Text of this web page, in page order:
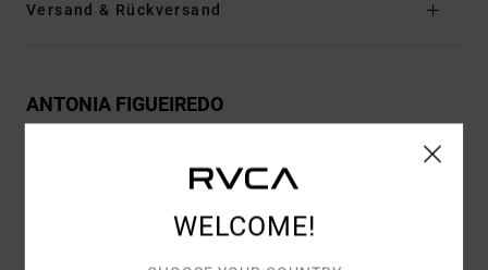
Versand & Rückversand
ANTONIA FIGUEIREDO
Kundenbewertungen
WELCOME!